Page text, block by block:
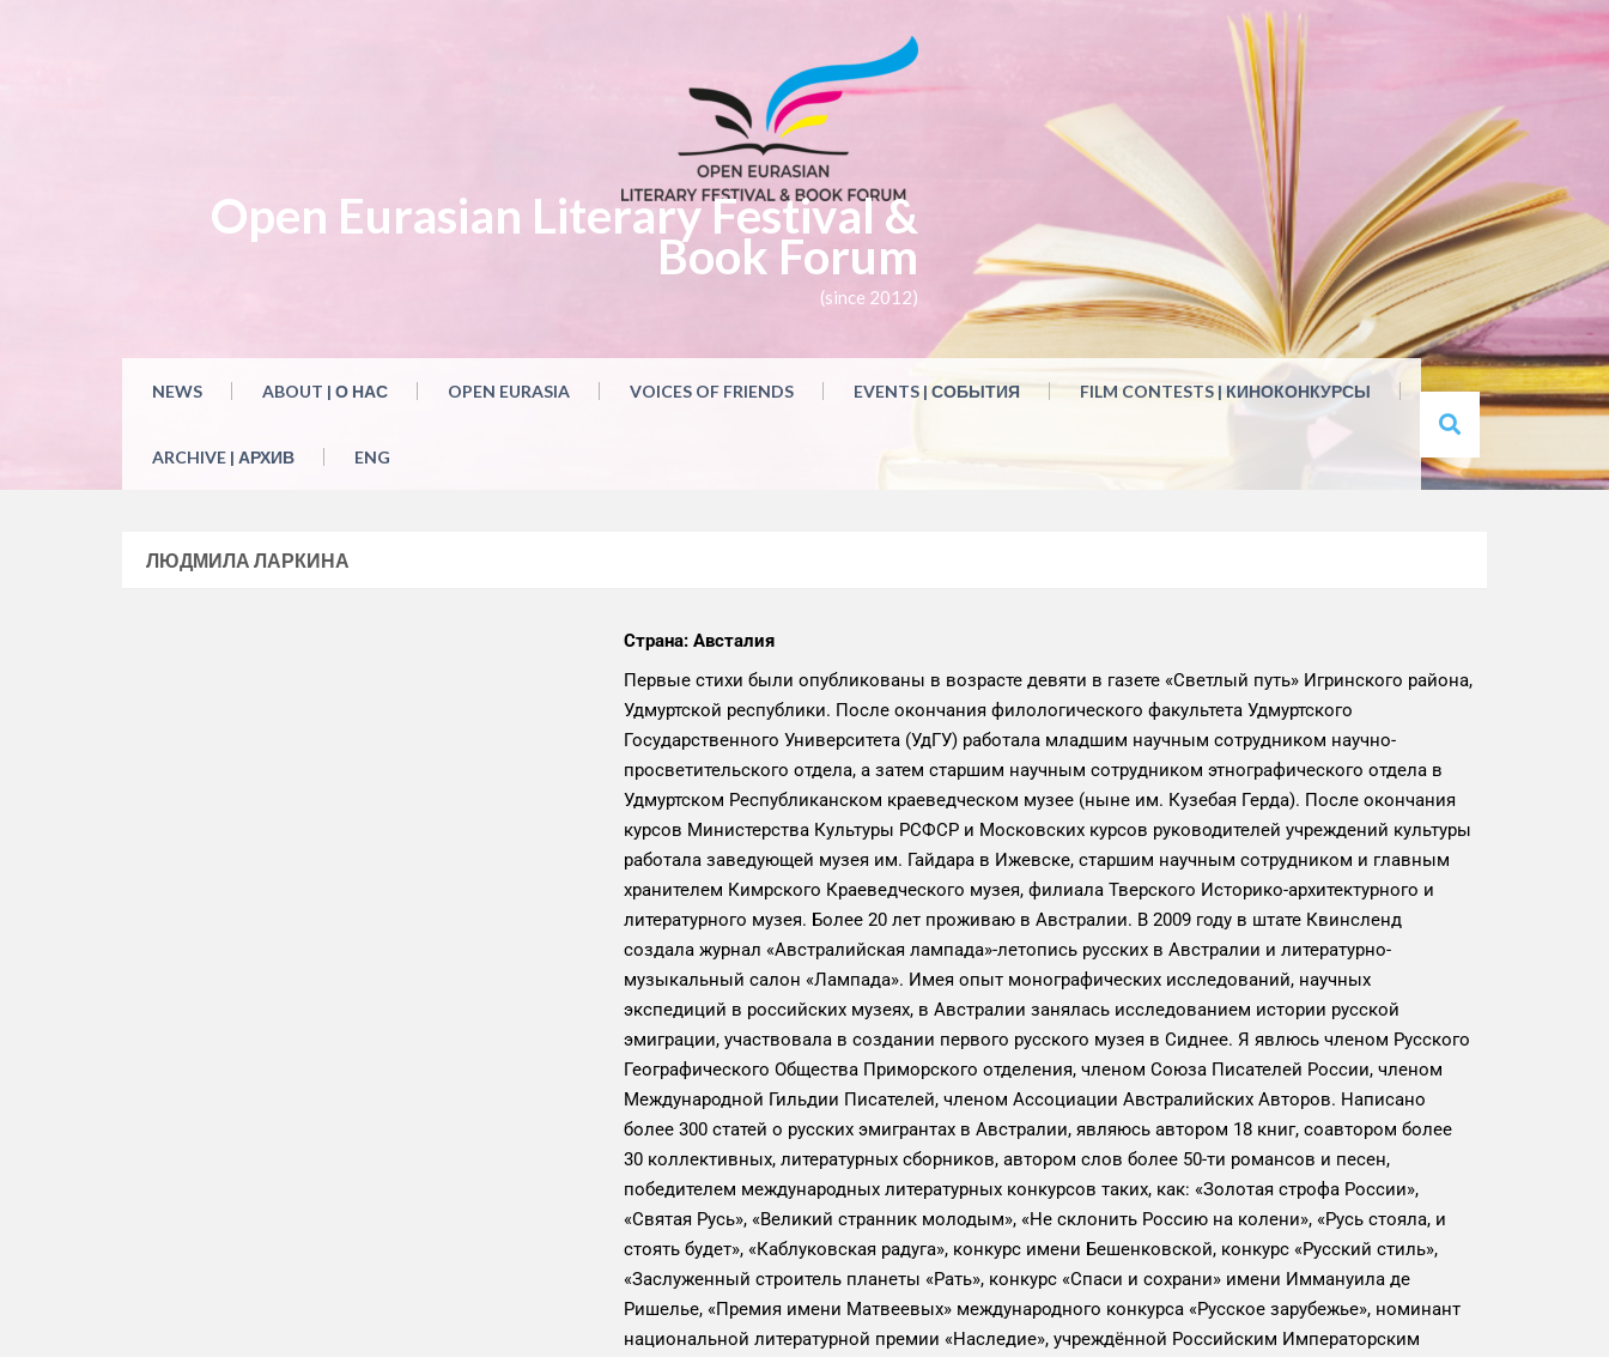
Open Eurasian Literary Festival &
Book Forum
(since 2012)
NEWS ABOUT | О НАС OPEN EURASIA VOICES OF FRIENDS EVENTS | СОБЫТИЯ FILM CONTESTS | КИНОКОНКУРСЫ
ARCHIVE | АРХИВ ENG
ЛЮДМИЛА ЛАРКИНА
Страна: Австалия
Первые стихи были опубликованы в возрасте девяти в газете «Светлый путь» Игринского района,
Удмуртской республики. После окончания филологического факультета Удмуртского
Государственного Университета (УдГУ) работала младшим научным сотрудником научно-
просветительского отдела, а затем старшим научным сотрудником этнографического отдела в
Удмуртском Республиканском краеведческом музее (ныне им. Кузебая Герда). После окончания
курсов Министерства Культуры РСФСР и Московских курсов руководителей учреждений культуры
работала заведующей музея им. Гайдара в Ижевске, старшим научным сотрудником и главным
хранителем Кимрского Краеведческого музея, филиала Тверского Историко-архитектурного и
литературного музея. Более 20 лет проживаю в Австралии. В 2009 году в штате Квинсленд
создала журнал «Австралийская лампада»-летопись русских в Австралии и литературно-
музыкальный салон «Лампада». Имея опыт монографических исследований, научных
экспедиций в российских музеях, в Австралии занялась исследованием истории русской
эмиграции, участвовала в создании первого русского музея в Сиднее. Я явлюсь членом Русского
Географического Общества Приморского отделения, членом Союза Писателей России, членом
Международной Гильдии Писателей, членом Ассоциации Австралийских Авторов. Написано
более 300 статей о русских эмигрантах в Австралии, являюсь автором 18 книг, соавтором более
30 коллективных, литературных сборников, автором слов более 50-ти романсов и песен,
победителем международных литературных конкурсов таких, как: «Золотая строфа России»,
«Святая Русь», «Великий странник молодым», «Не склонить Россию на колени», «Русь стояла, и
стоять будет», «Каблуковская радуга», конкурс имени Бешенковской, конкурс «Русский стиль»,
«Заслуженный строитель планеты «Рать», конкурс «Спаси и сохрани» имени Иммануила де
Ришелье, «Премия имени Матвеевых» международного конкурса «Русское зарубежье», номинант
национальной литературной премии «Наследие», учреждённой Российским Императорским